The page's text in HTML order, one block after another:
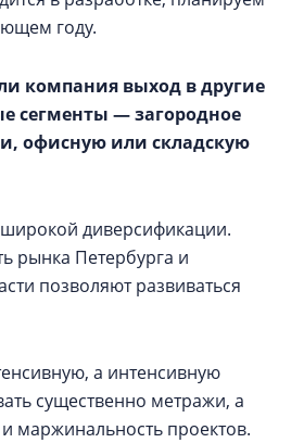
году.
компания выход в другие
сегменты — загородное
офисную или складскую
диверсификации.
рынка Петербурга и
позволяют развиваться
а интенсивную
существенно метражи, а
маржинальность проектов.